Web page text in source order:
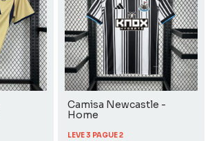
Camisa Newcastle -
Home
LEVE 3 PAGUE 2